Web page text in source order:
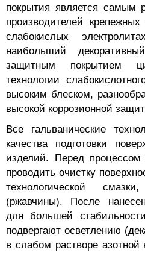
покрытия является самым
производителей
слабокислых
наибольший
защитным покрытием
технологии
высоким блеском,
высокой коррозионной
Все гальванические
качества подготовки
изделий. Перед процессом
проводить очистку
технологической
(ржавчины). После
для большей
подвергают осветлению
в слабом растворе